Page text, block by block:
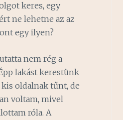
keres, egy
ne lehetne az az
egy ilyen?
nem rég a
lakást kerestünk
kis oldalnak tűnt, de
voltam, mivel
róla. A